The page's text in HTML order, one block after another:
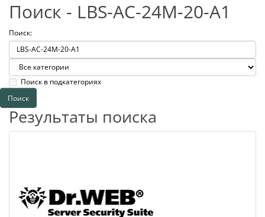
Поиск - LBS-AC-24M-20-A1
Поиск:
Поиск в подкатегориях
Результаты поиска